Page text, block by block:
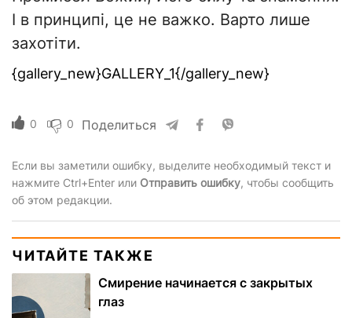
І в принципі, це не важко. Варто лише
захотіти.
{gallery_new}GALLERY_1{/gallery_new}
0 0 Поделиться
Если вы заметили ошибку, выделите необходимый текст и
нажмите Ctrl+Enter или Отправить ошибку, чтобы сообщить
об этом редакции.
ЧИТАЙТЕ ТАКЖЕ
Смирение начинается с закрытых
глаз